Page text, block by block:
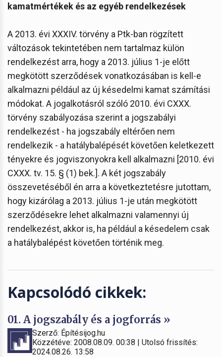
kamatmértékek és az egyéb rendelkezések
A 2013. évi XXXIV. törvény a Ptk-ban rögzített
változások tekintetében nem tartalmaz külön
rendelkezést arra, hogy a 2013. július 1-je előtt
megkötött szerződések vonatkozásában is kell-e
alkalmazni például az új késedelmi kamat számítási
módokat. A jogalkotásról szóló 2010. évi CXXX.
törvény szabályozása szerint a jogszabályi
rendelkezést - ha jogszabály eltérően nem
rendelkezik - a hatálybalépését követően keletkezett
tényekre és jogviszonyokra kell alkalmazni [2010. évi
CXXX. tv. 15. § (1) bek.]. A két jogszabály
összevetéséből én arra a következtetésre jutottam,
hogy kizárólag a 2013. július 1-je után megkötött
szerződésekre lehet alkalmazni valamennyi új
rendelkezést, akkor is, ha például a késedelem csak
a hatálybalépést követően történik meg.
Kapcsolódó cikkek:
01. A jogszabály és a jogforrás »
Szerző: Építésijog.hu
Közzétéve: 2008.08.09. 00:38 | Utolsó frissítés:
2024.08.26. 13:58